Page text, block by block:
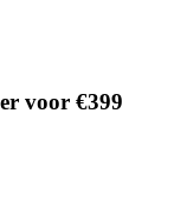
voor €399